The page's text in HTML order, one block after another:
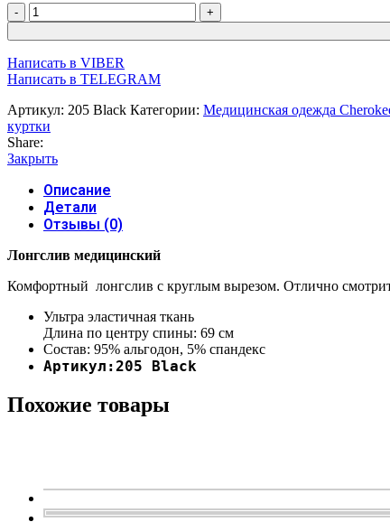
Количество
товара
Лонгслив
медицинский
женский
White
Cross
черный
Написать в VIBER
Написать в TELEGRAM
Артикул: 205 Black Категории: Медицинская одежда
куртки
Share:
Закрыть
Описание
Детали
Отзывы (0)
Лонгслив медицинский
Комфортный лонгслив с круглым вырезом. Отлично
Ультра эластичная ткань
Длина по центру спины: 69 см
Состав: 95% альгодон, 5% спандекс
Артикул:205 Black
Похожие товары